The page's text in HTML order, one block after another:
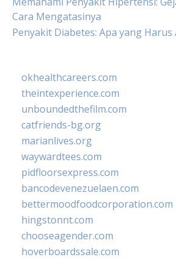
Cara Mengatasinya
Penyakit Diabetes: Apa yang Harus
okhealthcareers.com
theintexperience.com
unboundedthefilm.com
catfriends-bg.org
marianlives.org
waywardtees.com
pidfloorsexpress.com
bancodevenezuelaen.com
bettermoodfoodcorporation.com
hingstonnt.com
chooseagender.com
hoverboardssale.com